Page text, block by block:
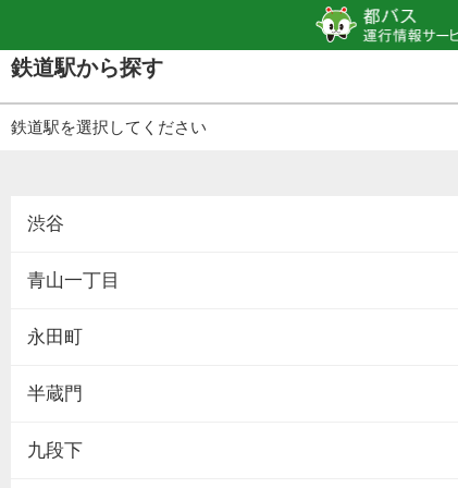
鉄道駅から探す
鉄道駅を選択してください
渋谷
青山一丁目
永田町
半蔵門
九段下